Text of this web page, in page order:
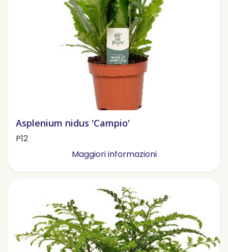
Asplenium nidus 'Campio'
P12
Maggiori informazioni